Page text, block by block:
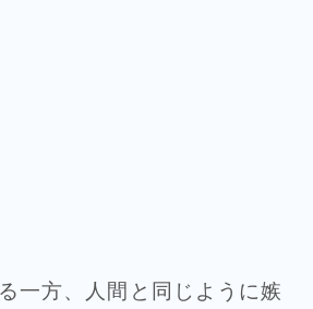
一方、人間と同じように嫉